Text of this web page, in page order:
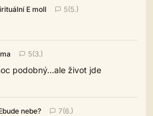
E moll 5(5.)
5(3.)
podobný...ale život jde
nebe? 7(6.)